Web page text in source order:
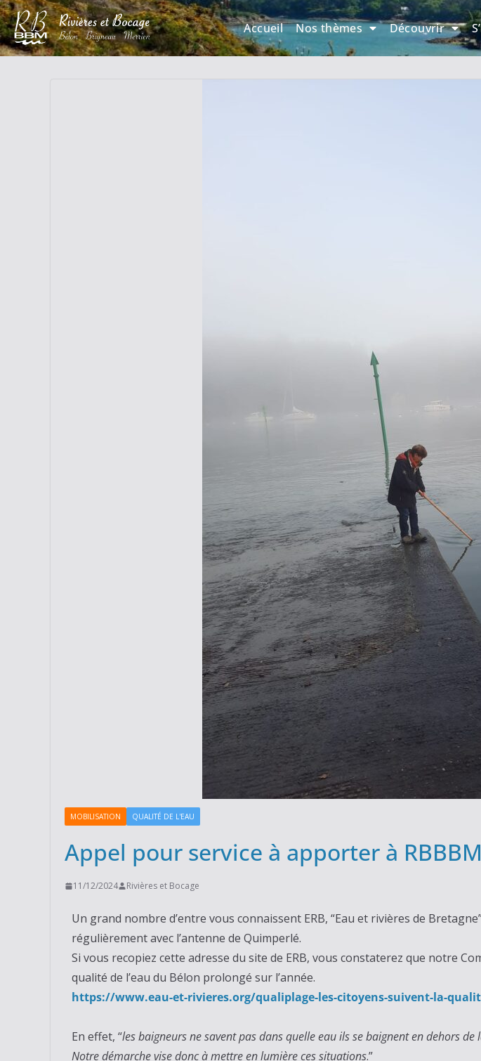
Accueil Nos thèmes Découvrir
MOBILISATION QUALITÉ DE L'EAU
Appel pour service à apporter à
11/12/2024 Rivières et Bocage
Un grand nombre d’entre vous connaissent ERB, “Eau et rivières de
régulièrement avec l’antenne de Quimperlé.
Si vous recopiez cette adresse du site de ERB, vous constaterez que notre
qualité de l’eau du Bélon prolongé sur l’année.
https://www.eau-et-rivieres.org/qualiplage-les-citoyens-suivent-la-
En effet, “les baigneurs ne savent pas dans quelle eau ils se baignent en dehors
Notre démarche vise donc à mettre en lumièreces situations.”